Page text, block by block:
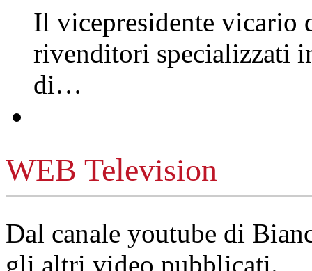
Il vicepresidente vicario
rivenditori specializzati
di…
WEB Television
Dal canale youtube di
gli altri video pubblicati.